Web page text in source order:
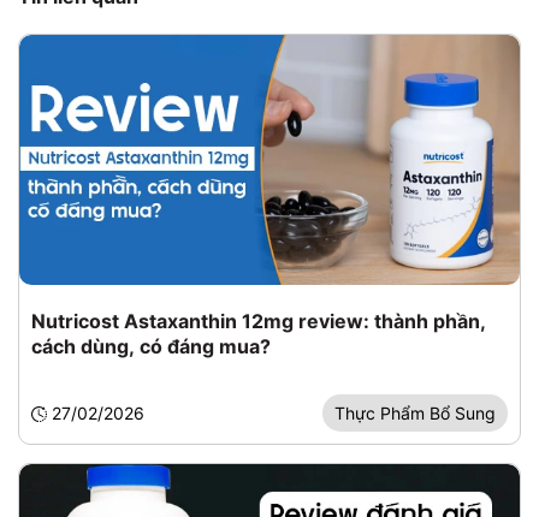
Nutricost Astaxanthin 12mg review: thành phần,
cách dùng, có đáng mua?
27/02/2026 Thực Phẩm Bổ Sung